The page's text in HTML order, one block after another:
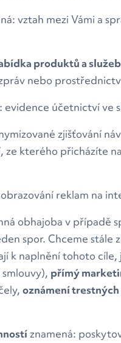
vztah mezi Vámi a
produktů a služeb
nebo
evidence účetnictví ve
zjišťování
kterého přicházíte
reklam na
obhajoba v případě
spor. Chceme
k naplnění tohoto
přímý
oznámení trestných
znamená: